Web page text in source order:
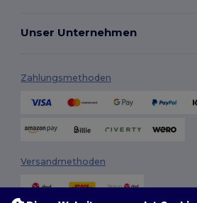
Unser Unternehmen
Zahlungsmethoden
Versandmethoden